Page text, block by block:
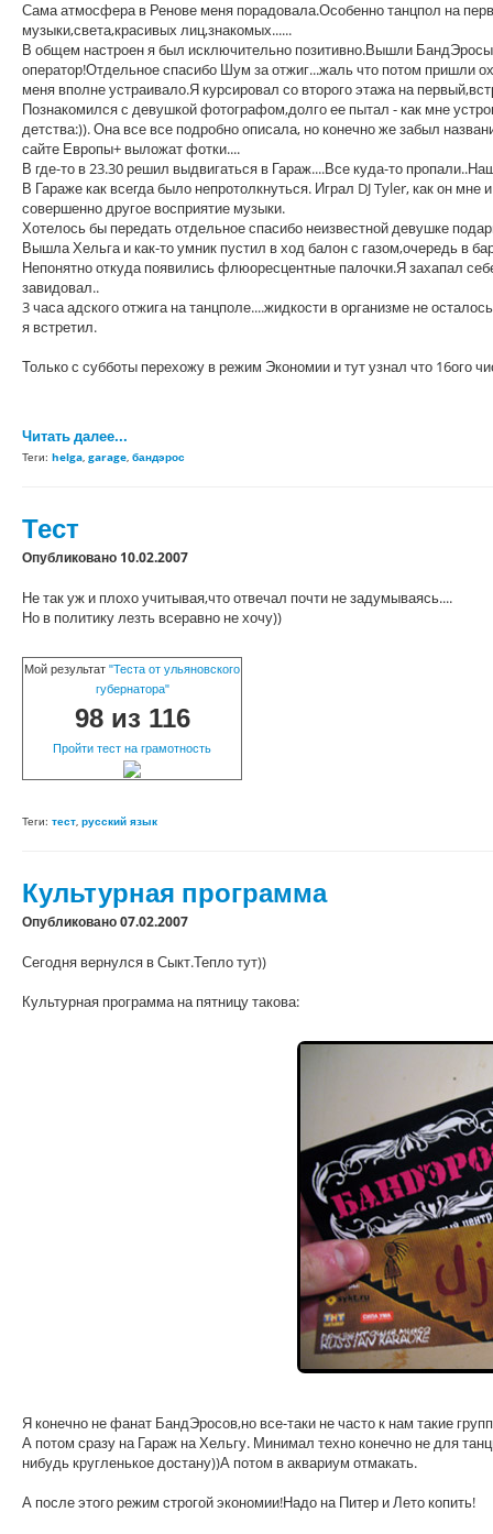
Сама атмосфера в Ренове меня порадовала.Особенно танцпол на
музыки,света,красивых лиц,знакомых......
В общем настроен я был исключительно позитивно.Вышли
оператор!Отдельное спасибо Шум за отжиг...жаль что потом пришли
меня вполне устраивало.Я курсировал со второго этажа на
Познакомился с девушкой фотографом,долго ее пытал - как мне
детства:)). Она все все подробно описала, но конечно же забыл
сайте Европы+ выложат фотки....
В где-то в 23.30 решил выдвигаться в Гараж....Все куда-то
В Гараже как всегда было непротолкнуться. Играл DJ Tyler, как он
совершенно другое восприятие музыки.
Хотелось бы передать отдельное спасибо неизвестной девушке
Вышла Хельга и как-то умник пустил в ход балон с газом,очередь в
Непонятно откуда появились флюоресцентные палочки.Я захапал
завидовал..
3 часа адского отжига на танцполе....жидкости в организме не
я встретил.
Только с субботы перехожу в режим Экономии и тут узнал что 16ого
Читать далее...
Теги: helga garage бандэрос
Тест
Опубликовано 10.02.2007
Не так уж и плохо учитывая,что отвечал почти не задумываясь....
Но в политику лезть всеравно не хочу))
Мой результат "Теста от ульяновского
губернатора"
98 из 116
Пройти тест на грамотность
Теги: тест русский язык
Культурная программа
Опубликовано 07.02.2007
Сегодня вернулся в Сыкт.Тепло тут))
Культурная программа на пятницу такова:
Я конечно не фанат БандЭросов,но все-таки не часто к нам такие
А потом сразу на Гараж на Хельгу. Минимал техно конечно не для
нибудь кругленькое достану))А потом в аквариум отмакать.
А после этого режим строгой экономии!Надо на Питер и Лето копить!